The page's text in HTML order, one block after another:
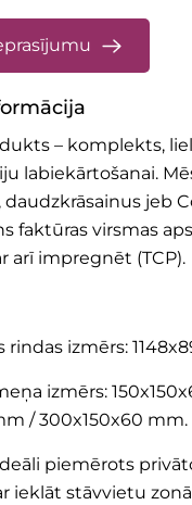
– komplekts,
labiekārtošanai.
daudzkrāsainus jeb
faktūras virsmas
arī impregnēt (TCP).
rindas izmērs:
izmērs:
/ 300x150x60 mm.
piemērots
ieklāt stāvvietu